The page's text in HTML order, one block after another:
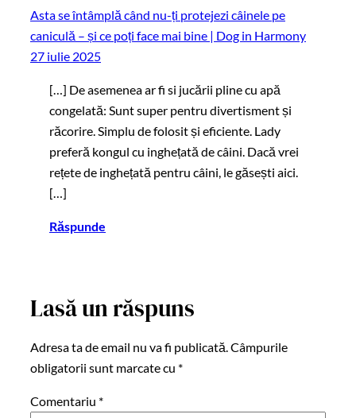
Asta se întâmplă când nu-ți protejezi câinele pe
caniculă – și ce poți face mai bine | Dog in Harmony
27 iulie 2025
[…] De asemenea ar fi si jucării pline cu apă
congelată: Sunt super pentru divertisment și
răcorire. Simplu de folosit și eficiente. Lady
preferă kongul cu inghețată de câini. Dacă vrei
rețete de inghețată pentru câini, le găsești aici.
[…]
Răspunde
Lasă un răspuns
Adresa ta de email nu va fi publicată.Câmpurile
obligatorii sunt marcate cu *
Comentariu *